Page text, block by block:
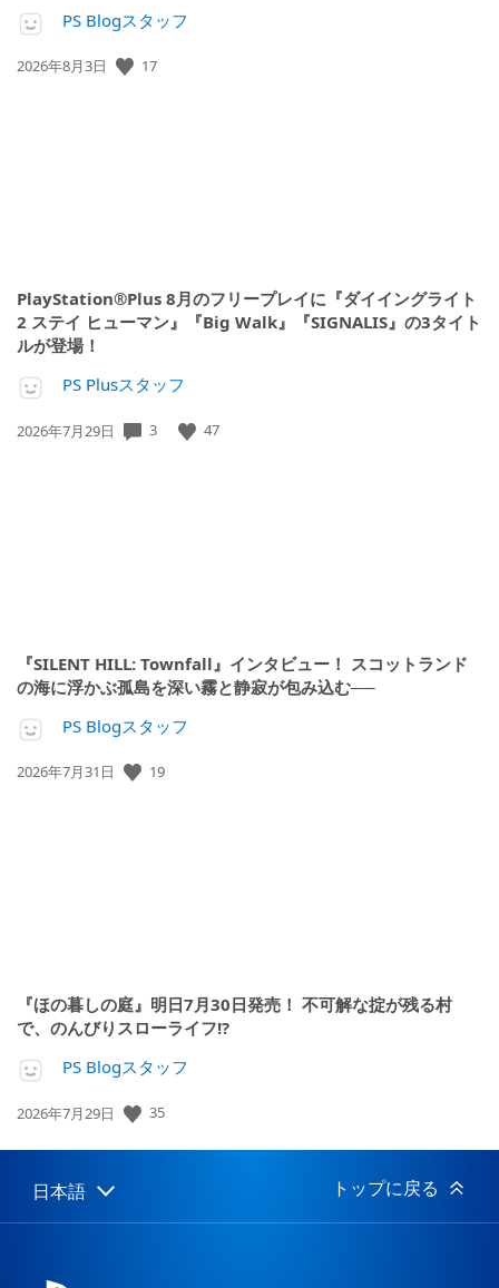
PS Blogスタッフ
公
2026年8月3日 17
PlayStation®Plus 8月のフリープレイに『ダイイングライト
2 ステイ ヒューマン』『Big Walk』『SIGNALIS』の3タイト
ルが登場！
PS Plusスタッフ
公
2026年7月29日 3 47
『SILENT HILL: Townfall』インタビュー！ スコットランド
の海に浮かぶ孤島を深い霧と静寂が包み込む──
PS Blogスタッフ
公
2026年7月31日 19
『ほの暮しの庭』明日7月30日発売！ 不可解な掟が残る村
で、のんびりスローライフ!?
PS Blogスタッフ
公
日:
2026年7月29日 35
Select
a
Current
region:
日本語 トップに戻る